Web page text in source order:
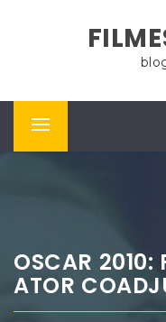
Primary
OSCAR 2010:
ATOR